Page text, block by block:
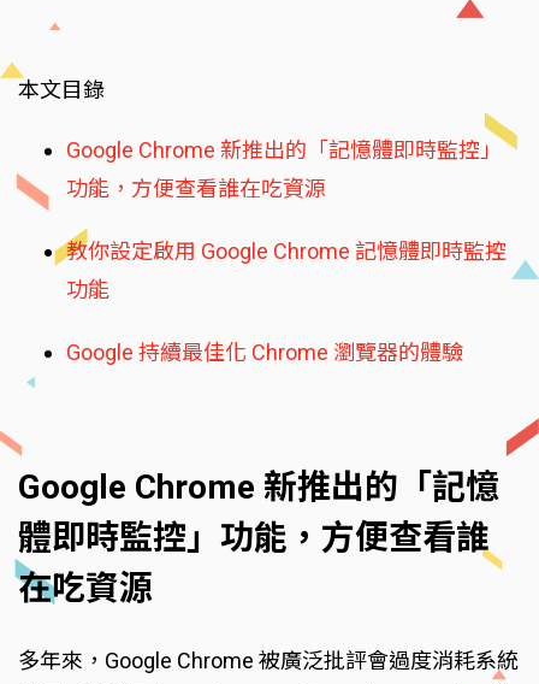
本文目錄
Google Chrome 新推出的「記憶體即時監控」
功能，方便查看誰在吃資源
教你設定啟用 Google Chrome 記憶體即時監控
功能
Google 持續最佳化 Chrome 瀏覽器的體驗
Google Chrome 新推出的「記憶
體即時監控」功能，方便查看誰
在吃資源
多年來，Google Chrome 被廣泛批評會過度消耗系統